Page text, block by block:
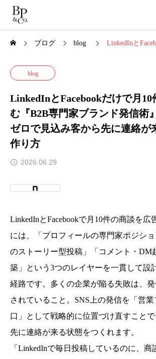
ブログ blog LinkedInと
blog
LinkedInとFacebookだけで月10
む『B2B専門家ブランド発信術
ゼロで見込み客から先に連絡が
作り方
2026.06.29
LinkedInとFacebookで月10件の商談を広
には、「プロフィールの専門家ポジシ
のストーリー型投稿」「コメント・DM
築」という3つのレイヤーを一貫して設
経路です。多くの企業が陥る失敗は、
されていること。SNS上の発信を「営業
口」として戦略的に位置づけ直すこと
先に連絡が来る状態をつくれます。
「LinkedInで毎日投稿しているのに、商